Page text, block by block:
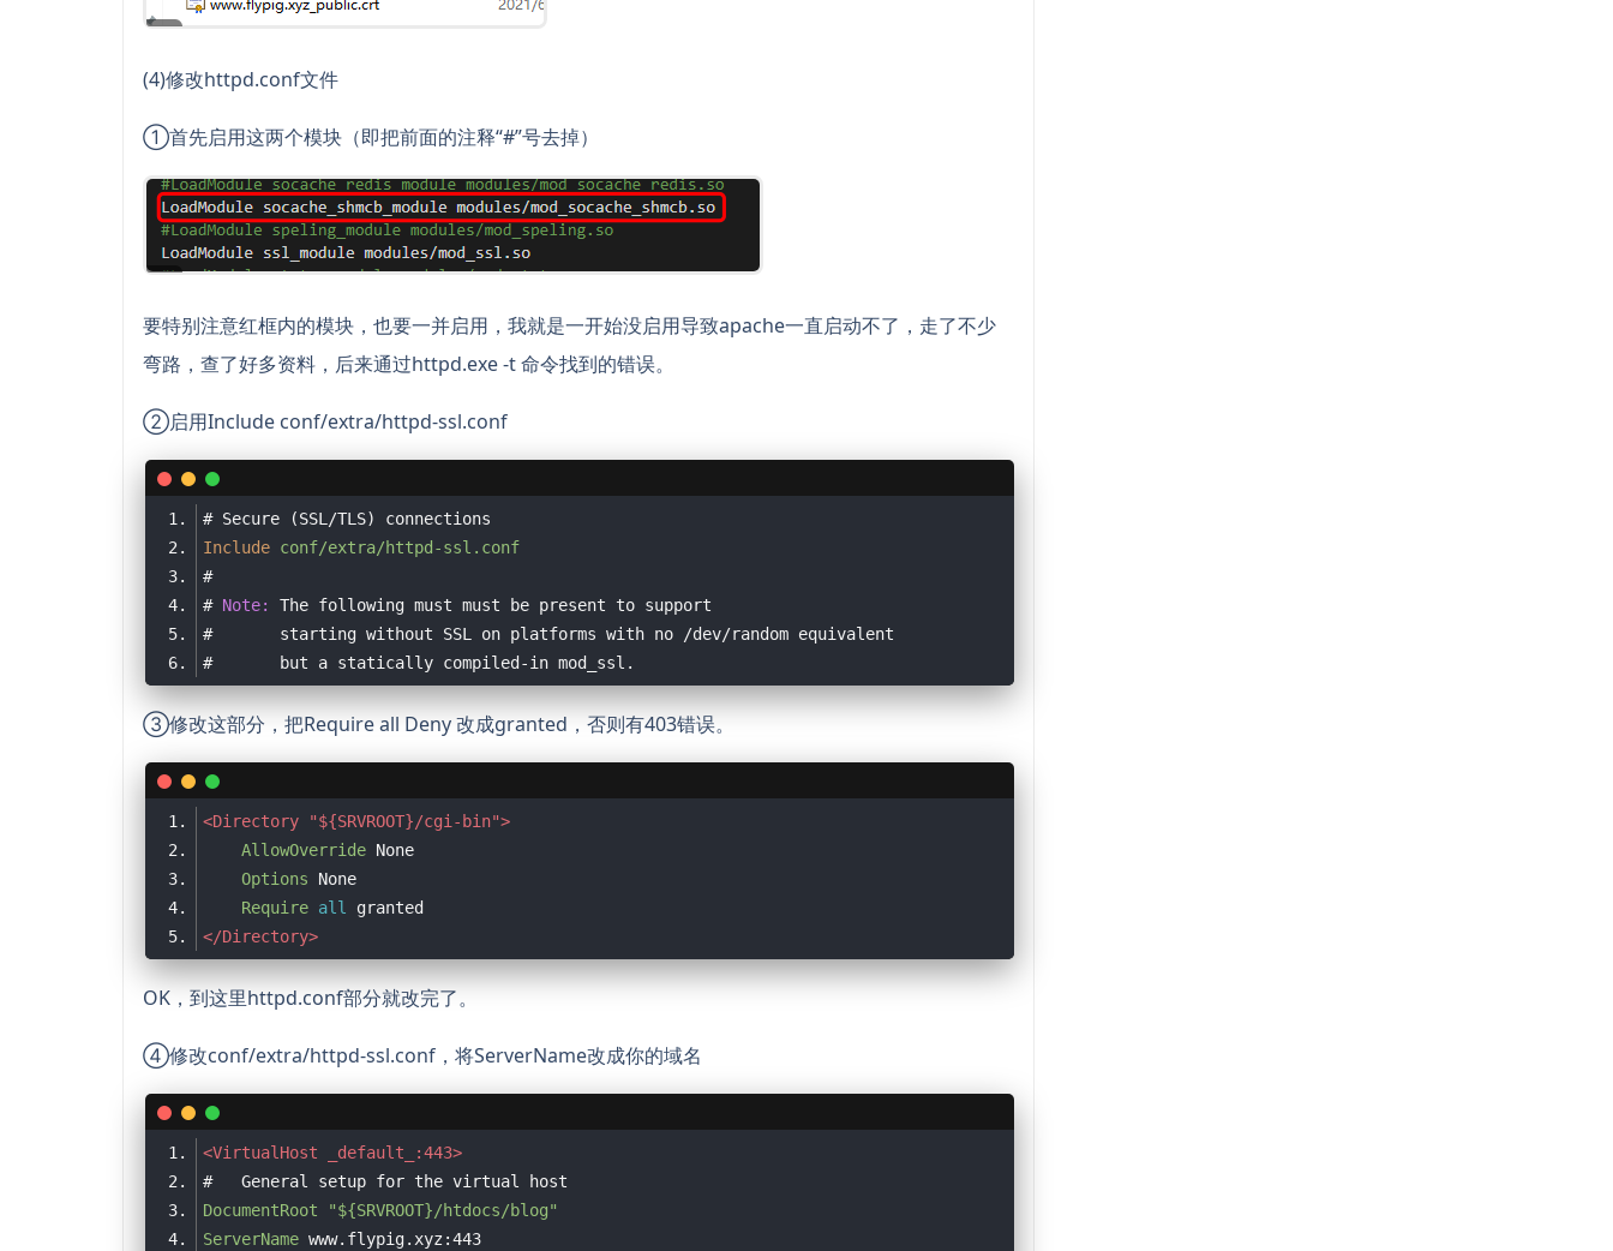
(4)修改httpd.conf文件
①首先启用这两个模块（即把前面的注释“#”号去掉）
要特别注意红框内的模块，也要一并启用，我就是一开始没启用导致apache一直启动不了，走了不少
弯路，查了好多资料，后来通过httpd.exe -t 命令找到的错误。
②启用Include conf/extra/httpd-ssl.conf
# Secure (SSL/TLS) connections
Include conf/extra/httpd-ssl.conf
#
# Note:
The following must must be present to support
#       starting without SSL on platforms with no /dev/random equivalent
#       but a statically compiled-in mod_ssl.
③修改这部分，把Require all Deny 改成granted，否则有403错误。
<Directory "${SRVROOT}/cgi-bin">
AllowOverride
Options
Require all
</Directory>
OK，到这里httpd.conf部分就改完了。
④修改conf/extra/httpd-ssl.conf，将ServerName改成你的域名
<VirtualHost _default_:443>
#   General setup for the virtual host
DocumentRoot
"${SRVROOT}/htdocs/blog"
ServerName